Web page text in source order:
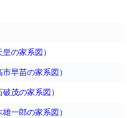
の家系図）
早苗の家系図）
茂の家系図）
一郎の家系図）